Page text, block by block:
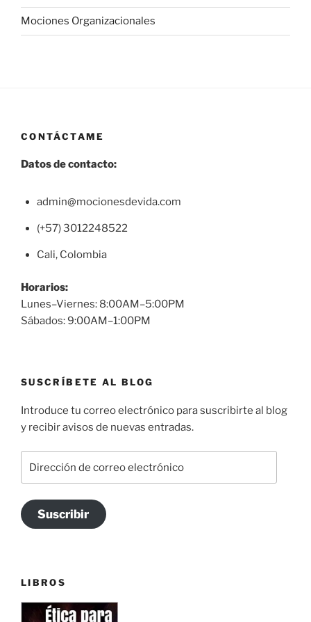
Mociones Organizacionales
CONTÁCTAME
Datos de contacto:
admin@mocionesdevida.com
(+57) 3012248522
Cali, Colombia
Horarios:
Lunes–Viernes: 8:00AM–5:00PM
Sábados: 9:00AM–1:00PM
SUSCRÍBETE AL BLOG
Introduce tu correo electrónico para suscribirte al blog
y recibir avisos de nuevas entradas.
de
electrónico
Suscribir
LIBROS